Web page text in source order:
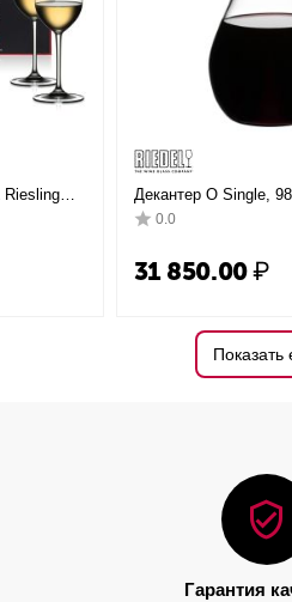
Riesling
мл, 4
Декантер O Single,
Riedel
0.0
31 850.00₽
Гарантия